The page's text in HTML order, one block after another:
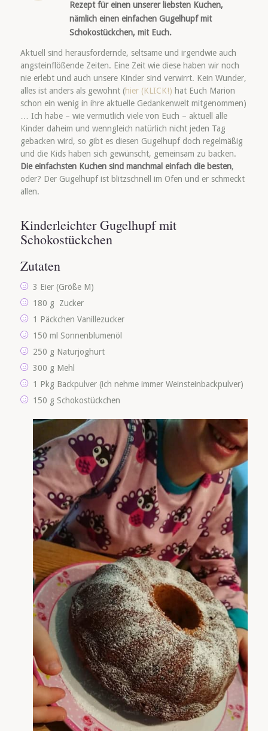
Rezept für einen unserer liebsten Kuchen,
nämlich einen einfachen Gugelhupf mit
Schokostückchen, mit Euch.
Aktuell sind herausfordernde, seltsame und irgendwie auch
angsteinflößende Zeiten. Eine Zeit wie diese haben wir noch
nie erlebt und auch unsere Kinder sind verwirrt. Kein Wunder,
alles ist anders als gewohnt (hier (KLICK!) hat Euch Marion
schon ein wenig in ihre aktuelle Gedankenwelt mitgenommen)
… Ich habe – wie vermutlich viele von Euch – aktuell alle
Kinder daheim und wenngleich natürlich nicht jeden Tag
gebacken wird, so gibt es diesen Gugelhupf doch regelmäßig
und die Kids haben sich gewünscht, gemeinsam zu backen.
Die einfachsten Kuchen sind manchmal einfach die besten,
oder? Der Gugelhupf ist blitzschnell im Ofen und er schmeckt
allen.
Kinderleichter Gugelhupf mit
Schokostückchen
Zutaten
3 Eier (Größe M)
180 g Zucker
1 Päckchen Vanillezucker
150 ml Sonnenblumenöl
250 g Naturjoghurt
300 g Mehl
1 Pkg Backpulver (ich nehme immer Weinsteinbackpulver)
150 g Schokostückchen